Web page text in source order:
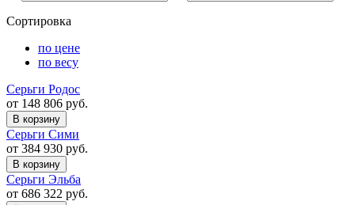
Сортировка
по цене
по весу
Серьги Родос
от 148 806 руб.
В корзину
Серьги Сими
от 384 930 руб.
В корзину
Серьги Эльба
от 686 322 руб.